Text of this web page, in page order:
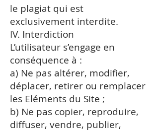
le plagiat qui est
exclusivement interdite.
IV. Interdiction
L’utilisateur s’engage en
conséquence à :
a) Ne pas altérer, modifier,
déplacer, retirer ou remplacer
les Eléments du Site ;
b) Ne pas copier, reproduire,
diffuser, vendre, publier,